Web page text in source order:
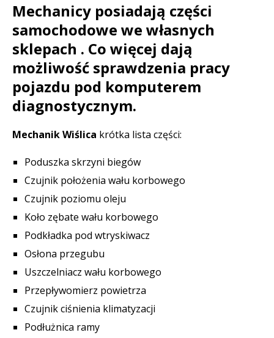
Mechanicy posiadają części
samochodowe we własnych
sklepach . Co więcej dają
możliwość sprawdzenia pracy
pojazdu pod komputerem
diagnostycznym.
Mechanik Wiślica krótka lista części:
Poduszka skrzyni biegów
Czujnik położenia wału korbowego
Czujnik poziomu oleju
Koło zębate wału korbowego
Podkładka pod wtryskiwacz
Osłona przegubu
Uszczelniacz wału korbowego
Przepływomierz powietrza
Czujnik ciśnienia klimatyzacji
Podłużnica ramy